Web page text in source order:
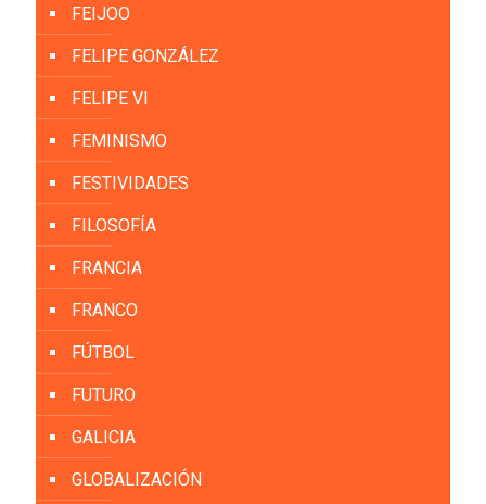
FEIJOO
FELIPE GONZÁLEZ
FELIPE VI
FEMINISMO
FESTIVIDADES
FILOSOFÍA
FRANCIA
FRANCO
FÚTBOL
FUTURO
GALICIA
GLOBALIZACIÓN